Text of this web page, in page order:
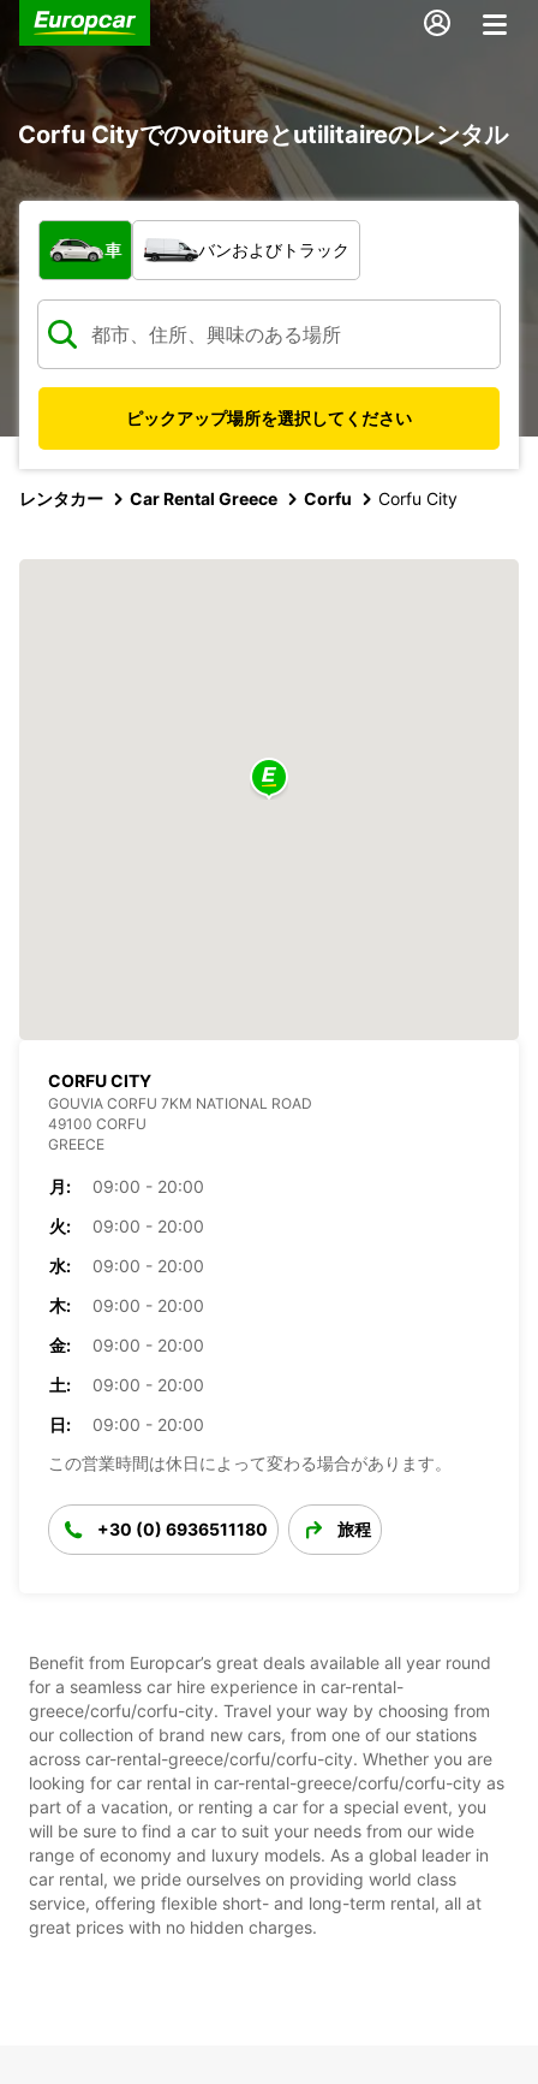
Corfu Cityでのvoitureとutilitaireのレンタル
車両の種類
車 バンおよびトラック
ピックアップ場所を選択してください
レンタカー Car Rental Greece Corfu Corfu City
CORFU CITY
GOUVIA CORFU 7KM NATIONAL ROAD
49100 CORFU
GREECE
月:
09:00 - 20:00
火:
09:00 - 20:00
水:
09:00 - 20:00
木:
09:00 - 20:00
金:
09:00 - 20:00
土:
09:00 - 20:00
日:
09:00 - 20:00
この営業時間は休日によって変わる場合があります。
+30 (0) 6936511180 旅程
Benefit from Europcar’s great deals available all year round
for a seamless car hire experience in car-rental-
greece/corfu/corfu-city. Travel your way by choosing from
our collection of brand new cars, from one of our stations
across car-rental-greece/corfu/corfu-city. Whether you are
looking for car rental in car-rental-greece/corfu/corfu-city as
part of a vacation, or renting a car for a special event, you
will be sure to find a car to suit your needs from our wide
range of economy and luxury models. As a global leader in
car rental, we pride ourselves on providing world class
service, offering flexible short- and long-term rental, all at
great prices with no hidden charges.